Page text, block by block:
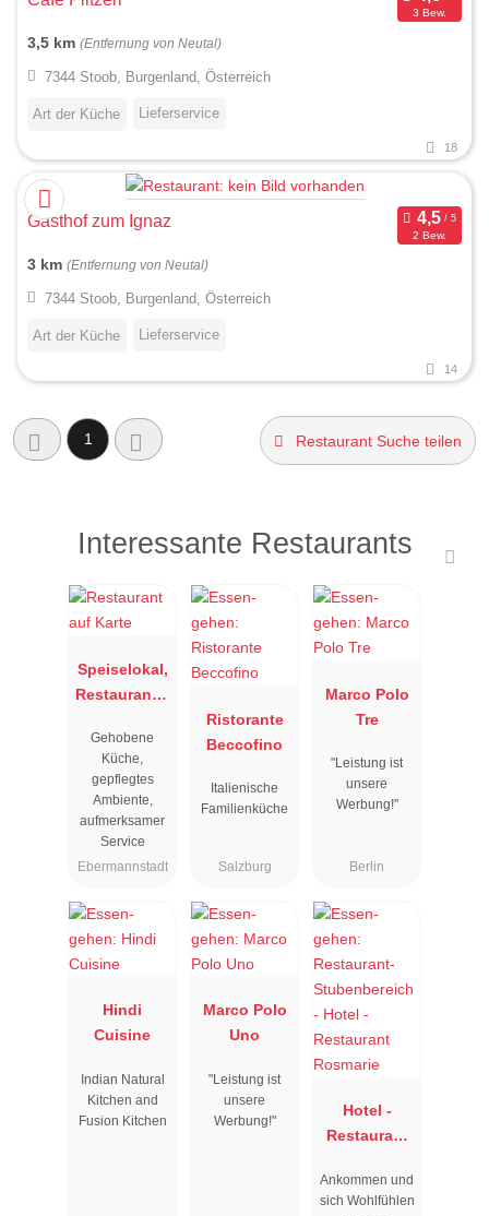
3 Bew.
3,5 km (Entfernung von Neutal)
7344 Stoob, Burgenland, Österreich
Art der Küche Lieferservice
18
Gasthof zum Ignaz
2 Bew.
3 km (Entfernung von Neutal)
7344 Stoob, Burgenland, Österreich
Art der Küche Lieferservice
14
1 Restaurant Suche teilen
Interessante Restaurants
Speiselokal,
Restaurant "
"
Gehobene
Küche,
gepflegtes
Ambiente,
aufmerksamer
Service
Ebermannstadt
Ristorante
Beccofino
Italienische
Familienküche
Salzburg
Marco Polo
Tre
"Leistung ist
unsere
Werbung!"
Berlin
Hindi
Cuisine
Indian Natural
Kitchen and
Fusion Kitchen
Marco Polo
Uno
"Leistung ist
unsere
Werbung!"
Hotel -
Restaurant
Ankommen und
sich Wohlfühlen